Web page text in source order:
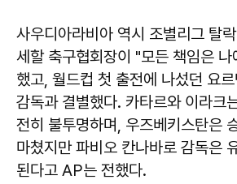
사우디아라비아 역시 조별리그 탈
세할 축구협회장이 "모든 책임은 나
했고, 월드컵 첫 출전에 나섰던 요르
감독과 결별했다. 카타르와 이라크
전히 불투명하며, 우즈베키스탄은
마쳤지만 파비오 칸나바로 감독은
된다고 AP는 전했다.